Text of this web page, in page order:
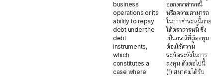
business
operations or its
ability to repay
debt under the
debt
instruments,
which
constitutes a
case where
ออกตราสารหนี้
หรือความสามารถ
ในการชำระหนี้ภาย
ใต้ตราสารหนี้ ซึ่ง
เป็นกรณีที่ผู้ลงทุน
ต้องใช้ความ
ระมัดระวังในการ
ลงทุน ดังต่อไปนี้
(1) สมาคมได้รับ